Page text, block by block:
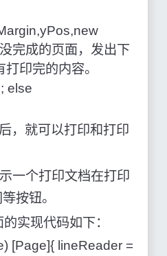
完成的页面，发出下
印完的内容。
else
，就可以打印和打印
个打印文档在打印
按钮。
实现代码如下：
[Page]{ lineReader =